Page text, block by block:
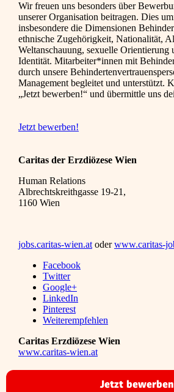
Wir freuen uns besonders über
unserer Organisation beitragen. Dies
insbesondere die Dimensionen
ethnische Zugehörigkeit, Nationalität,
Weltanschauung, sexuelle Orientierung
Identität. Mitarbeiter*innen mit
durch unsere
Management begleitet und unterstützt.
„Jetzt bewerben!“ und übermittle uns
Jetzt bewerben!
Caritas der Erzdiözese Wien
Human Relations
Albrechtskreithgasse 19-21,
1160 Wien
jobs.caritas-wien.at oderwww.caritas-
Facebook
Twitter
Google+
LinkedIn
Pinterest
Weiterempfehlen
Caritas Erzdiözese Wien
www.caritas-wien.at
Jetzt bewerben